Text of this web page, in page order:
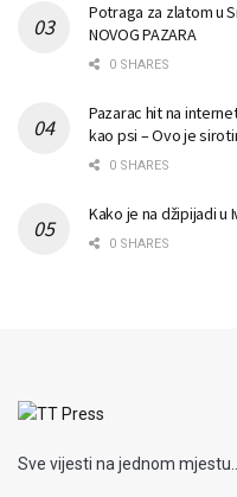
Potraga za zlatom u
NOVOG PAZARA
0 SHARES
Pazarac hit na
kao psi – Ovo je
0 SHARES
Kako je na džipijadi u
0 SHARES
Sve vijesti na jednom